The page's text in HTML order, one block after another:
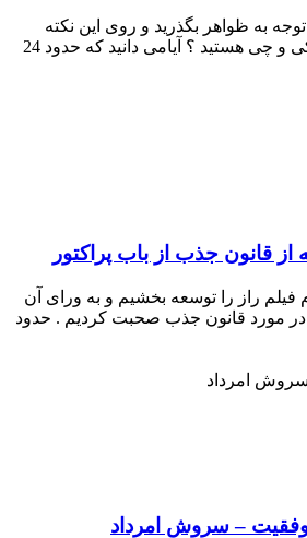
به ظواهر بگذرید و روی این نکته
تامل کنید که واقعا شما کی و چی هستید ؟ آیامی دانید که حدود 24
فیلم راز را توسعه بخشیم و به ورای آن
در مورد قانون جذب صحبت کردیم . حدود
– سروش امرداد